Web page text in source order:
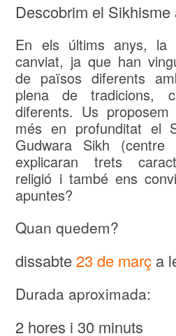
Descobrim el
En els últims anys, la
canviat, ja que han
de països diferents
plena de tradicions,
diferents. Us
més en profunditat el
Gudwara Sikh
explicaran trets
religió i també ens
apuntes?
Quan quedem?
dissabte 23 de març a
Durada aproximada:
2 hores i 30 minuts